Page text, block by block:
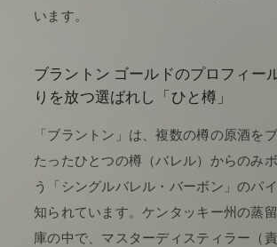
います。
ブラントン ゴールドのプロフィー
りを放つ選ばれし「ひと樽」
「ブラントン」は、複数の樽の原酒を
たったひとつの樽（バレル）からのみ
う「シングルバレル・バーボン」のパ
知られています。ケンタッキー州の蒸
庫の中で、マスターディスティラー（